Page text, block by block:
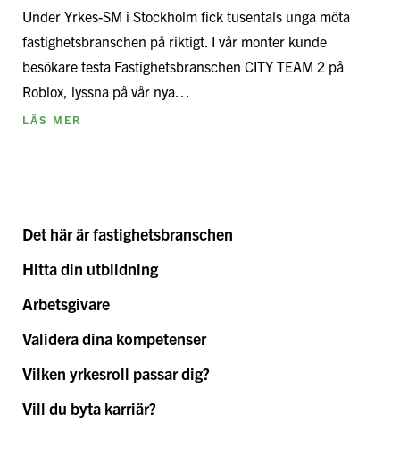
Under Yrkes-SM i Stockholm fick tusentals unga möta
fastighetsbranschen på riktigt. I vår monter kunde
besökare testa Fastighetsbranschen CITY TEAM 2 på
Roblox, lyssna på vår nya…
LÄS MER
Det här är fastighetsbranschen
Hitta din utbildning
Arbetsgivare
Validera dina kompetenser
Vilken yrkesroll passar dig?
Vill du byta karriär?